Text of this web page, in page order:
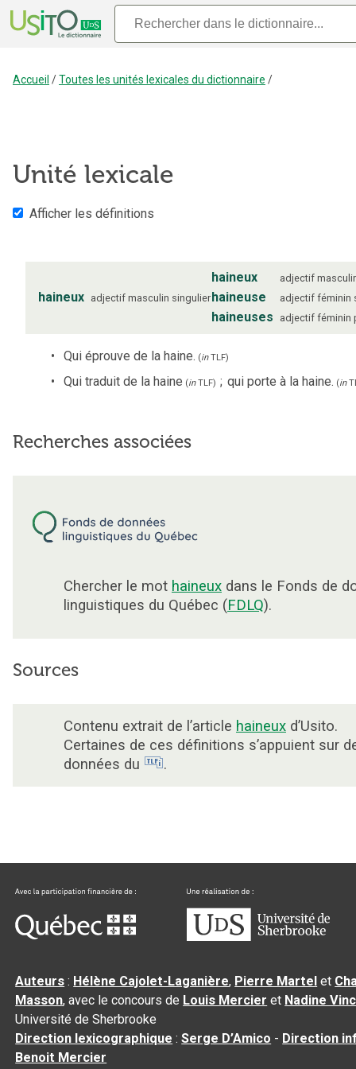
Accueil /Toutes les unités lexicales du dictionnaire /
Unité lexicale
Afficher les définitions
haineux adjectif masculin singulier
haineux adjectif
haineuse adjectif féminin
haineuses adjectif féminin
Qui éprouve de la haine. (inTLF)
Qui traduit de la haine (inTLF) ; qui porte à la haine. (in
Recherches associées
Chercher le mot haineux dans le Fonds de
linguistiques du Québec (FDLQ).
Sources
Contenu extrait de l’article haineux d’Usito.
Certaines de ces définitions s’appuient sur
données du
.
Auteurs : Hélène Cajolet-Laganière, Pierre Martel et
Masson, avec le concours de Louis Mercier et Nadine
Université de Sherbrooke
Direction lexicographique :Serge D’Amico - Direction
Benoit Mercier